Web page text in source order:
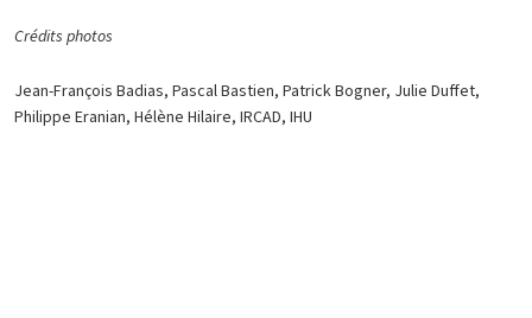
Crédits photos
Jean-François Badias, Pascal Bastien, Patrick Bogner, Julie Duffet,
Philippe Eranian, Hélène Hilaire, IRCAD, IHU